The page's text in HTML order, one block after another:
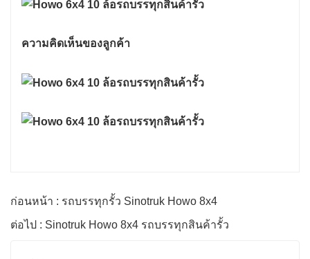
ความคิดเห็นของลูกค้า
ก่อนหน้า : รถบรรทุกรั้ว Sinotruk Howo 8x4
ต่อไป : Sinotruk Howo 8x4 รถบรรทุกสินค้ารั้ว